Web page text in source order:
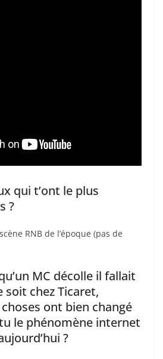
qui t’ont le plus
?
RNB de l’époque (pas de
MC décolle il fallait
soit chez Ticaret,
ont bien changé
le phénomène internet
?